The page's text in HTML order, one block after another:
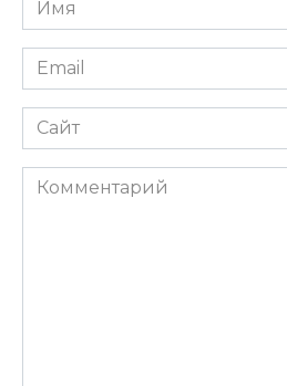
Email
Сайт
Комментарий